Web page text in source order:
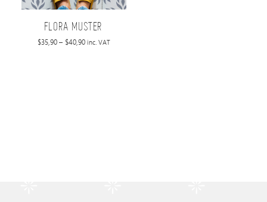
FLORA MUSTER
$35,90 – $40,90Price
inc. VAT